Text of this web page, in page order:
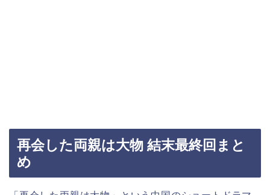
再会した両親は大物 結末最終回まと
め